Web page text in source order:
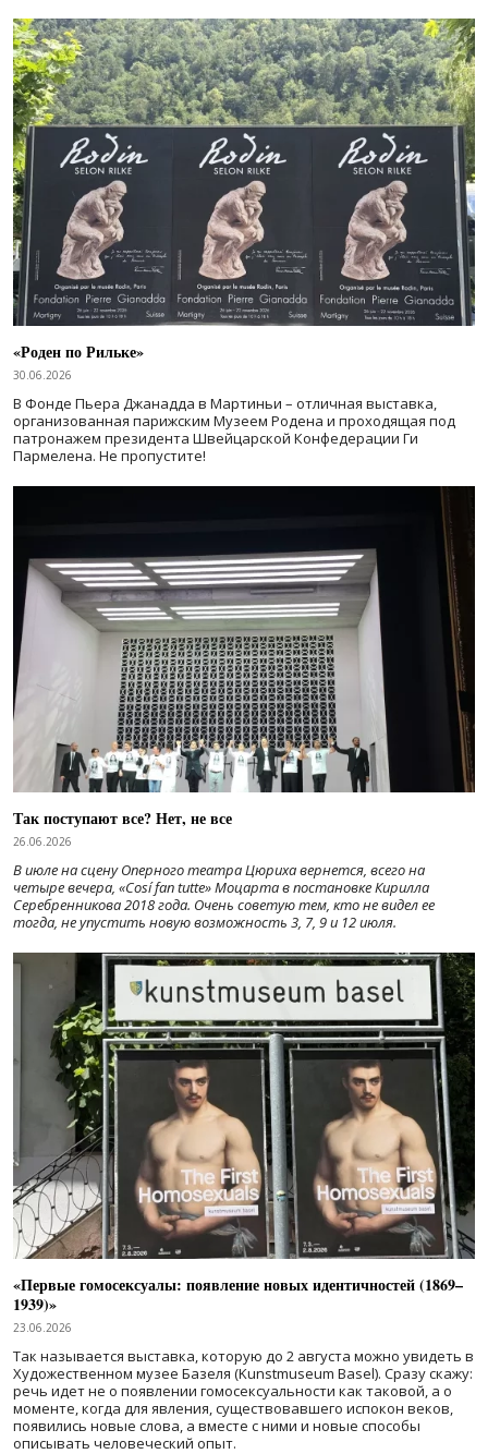
«Роден по Рильке»
30.06.2026
В Фонде Пьера Джанадда в Мартиньи – отличная выставка,
организованная парижским Музеем Родена и проходящая под
патронажем президента Швейцарской Конфедерации Ги
Пармелена. Не пропустите!
Так поступают все? Нет, не все
26.06.2026
В июле на сцену Оперного театра Цюриха вернется, всего на
четыре вечера, «Cosí fan tutte» Моцарта в постановке Кирилла
Серебренникова 2018 года. Очень советую тем, кто не видел ее
тогда, не упустить новую возможность 3, 7, 9 и 12 июля.
«Первые гомосексуалы: появление новых идентичностей (1869–
1939)»
23.06.2026
Так называется выставка, которую до 2 августа можно увидеть в
Художественном музее Базеля (Kunstmuseum Basel). Сразу скажу:
речь идет не о появлении гомосексуальности как таковой, а о
моменте, когда для явления, существовавшего испокон веков,
появились новые слова, а вместе с ними и новые способы
описывать человеческий опыт.